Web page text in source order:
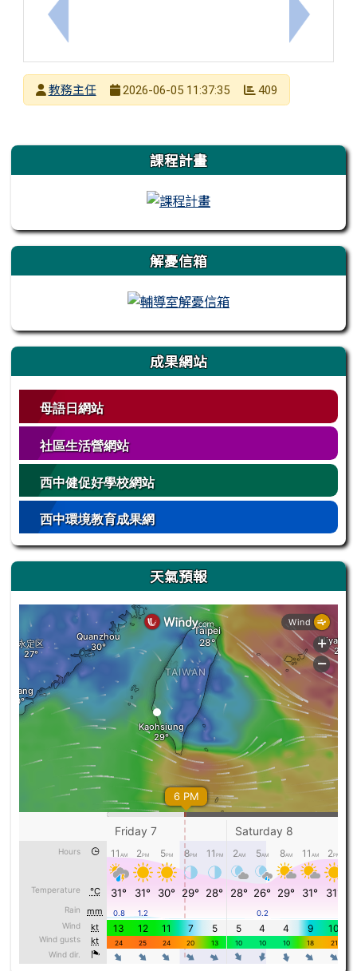
上一筆：115學年度新生暑假輔導報名開始囉~~~下一筆：
發布者
教務主任
2026-06-05 11:37:35 409
左邊區域內容 課程計畫
解憂信箱
成果網站
母語日網站
社區生活營網站
西中健促好學校網站
西中環境教育成果網
天氣預報